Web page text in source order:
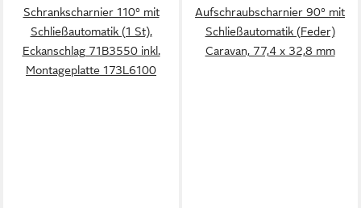
Schrankscharnier 110° mit
Schließautomatik (1 St),
Eckanschlag 71B3550 inkl.
Montageplatte 173L6100
Aufschraubscharnier 90° mit
Schließautomatik (Feder)
Caravan, 77,4 x 32,8 mm